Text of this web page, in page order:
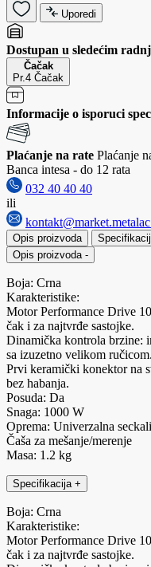
Uporedi
Dostupan u sledećim
Čačak
Pr.4 Čačak
Informacije o isporuci
Plaćanje na rate Plaćanje
Banca intesa - do 12 rata
032 40 40 40
ili
Opis proizvoda
Opis proizvoda -
Boja: Crna
Karakteristike:
Motor Performance Drive
čak i za najtvrđe sastojke.
Dinamička kontrola brzine:
sa izuzetno velikom ručicom.
Prvi keramički konektor na
bez habanja.
Posuda: Da
Snaga: 1000 W
Oprema: Univerzalna
Čaša za mešanje/merenje
Masa: 1.2 kg
Specifikacija +
Boja: Crna
Karakteristike:
Motor Performance Drive
čak i za najtvrđe sastojke.